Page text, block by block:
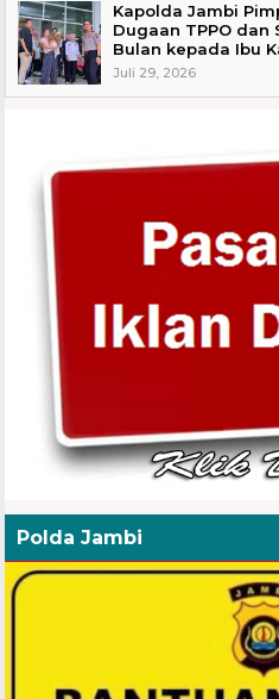
Kapolda Jambi
Dugaan TPPO dan
Bulan kepada Ibu
Juli 29, 2026
Polda Jambi